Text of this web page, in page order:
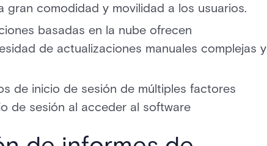
comodidad y movilidad a los usuarios.
basadas en la nube ofrecen
de actualizaciones manuales complejas y
de inicio de sesión de múltiples factores
de sesión al acceder al software